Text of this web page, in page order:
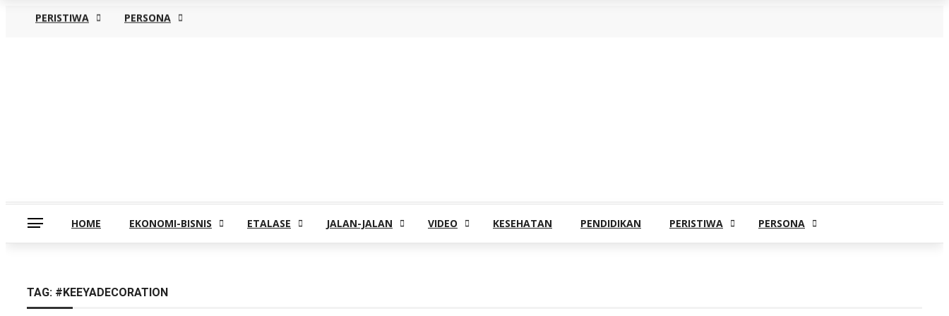
HOME EKONOMI-BISNIS ETALASE JALAN-JALAN VIDEO KESEHATAN PENDIDIKAN PERISTIWA PERSONA
PERISTIWA PERSONA
TAG: #KEEYADECORATION